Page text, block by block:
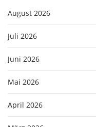
August 2026
Juli 2026
Juni 2026
Mai 2026
April 2026